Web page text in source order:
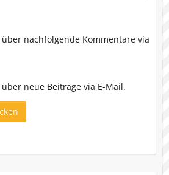
nachfolgende Kommentare via
neue Beiträge via E-Mail.